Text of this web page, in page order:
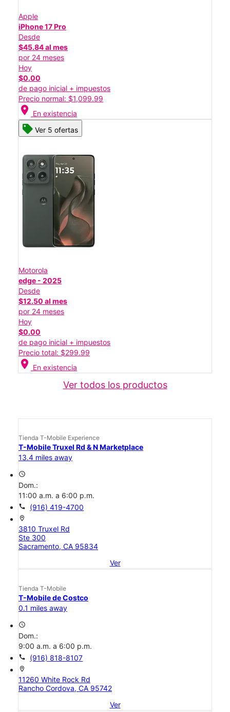
Apple
iPhone 17 Pro
Desde
$45.84 al mes
por 24 meses
Hoy
$0.00
de pago inicial + impuestos
Precio normal: $1,099.99
location_on En existencia
Ver 5 ofertas
Motorola
edge - 2025
Desde
$12.50 al mes
por 24 meses
Hoy
$0.00
de pago inicial + impuestos
Precio total: $299.99
location_on En existencia
Ver todos los productos
Tienda T-Mobile Experience
T-Mobile Truxel Rd & N Marketplace
13.4 miles away
access_time
Dom.:
11:00 a.m. a 6:00 p.m.
call (916) 419-4700
location_on
3810 Truxel Rd
Ste 300
Sacramento, CA 95834
Ver
Tienda T-Mobile
T-Mobile de Costco
0.1 miles away
access_time
Dom.:
9:00 a.m. a 6:00 p.m.
call (916) 818-8107
location_on
11260 White Rock Rd
Rancho Cordova, CA 95742
Ver